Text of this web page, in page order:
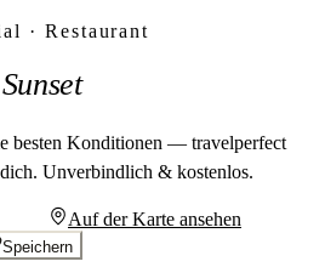
· Restaurant
Sunset
besten Konditionen — travelperfect
Unverbindlich & kostenlos.
Auf der Karte ansehen
Speichern